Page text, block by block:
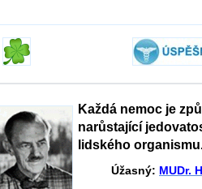
Každá nemoc je
narůstající
lidského
Úžasný: MUDr.